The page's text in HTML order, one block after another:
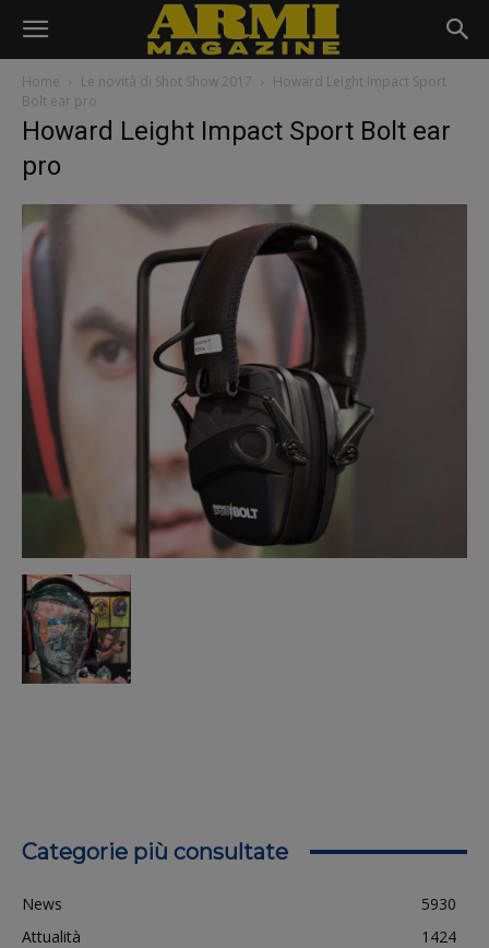
Home Le novità di Shot Show 2017
Howard Leight Impact Sport
Bolt ear pro
Howard Leight Impact Sport Bolt ear
pro
Categorie più consultate
News
5930
Attualità
1424